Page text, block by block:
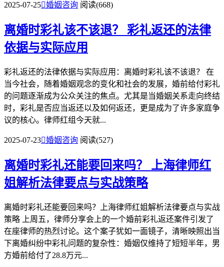
2025-07-25婚姻咨询 阅读(668)
离婚时彩礼该不该退？ 彩礼返还的法律
依据与实际应用
彩礼返还的法律依据与实际应用：离婚时彩礼该不该退？ 在
当今社会，随着婚姻观念的变化和社会的发展，婚前给付彩礼
的问题逐渐成为公众关注的焦点。尤其是当婚姻关系走向终结
时，彩礼是否应当返还以及如何返还，更是成为了许多家庭争
议的核心。律师红组今天就...
2025-07-23婚姻咨询 阅读(527)
离婚时彩礼还能要回来吗？ 上海律师红
姐解析法律要点与实战策略
离婚时彩礼还能要回来吗？上海律师红姐解析法律要点与实战
策略 上周五，律师分享会上的一个婚前彩礼返还案件引发了
在座律师的热烈讨论。这个案子犹如一面镜子，清晰映照出当
下离婚纠纷中彩礼问题的复杂性：婚姻仅维持了短短半年，男
方婚前给付了28.8万元...